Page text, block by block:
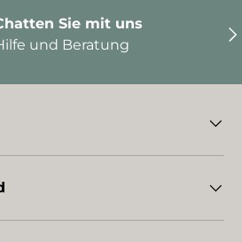
Sie mit uns
und Beratung